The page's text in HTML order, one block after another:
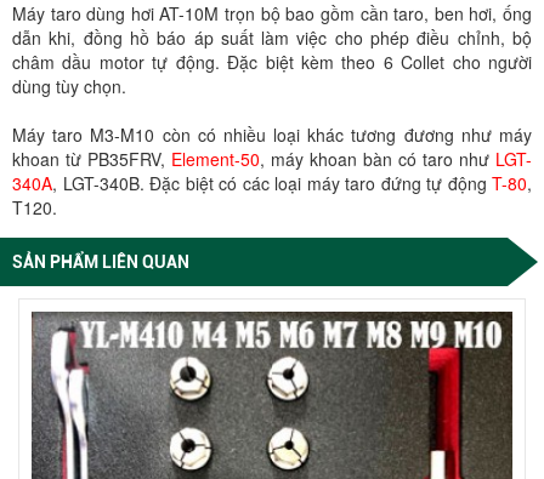
Máy taro dùng hơi AT-10M trọn bộ bao gồm cần taro, ben hơi, ống
dẫn khi, đồng hồ báo áp suất làm việc cho phép điều chỉnh, bộ
châm dầu motor tự động. Đặc biệt kèm theo 6 Collet cho người
dùng tùy chọn.
Máy taro M3-M10 còn có nhiều loại khác tương đương như máy
khoan từ PB35FRV, Element-50, máy khoan bàn có taro như LGT-
340A, LGT-340B. Đặc biệt có các loại máy taro đứng tự động T-80,
T120.
SẢN PHẨM LIÊN QUAN